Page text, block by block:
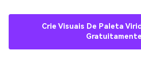
Crie Visuais De Paleta
Gratuitamente